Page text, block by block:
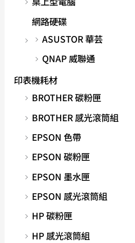
網路硬碟
ASUSTOR 華芸
QNAP 威聯通
印表機耗材
BROTHER 碳粉匣
BROTHER 感光滾筒組
EPSON 色帶
EPSON 碳粉匣
EPSON 墨水匣
EPSON 感光滾筒組
HP 碳粉匣
HP 感光滾筒組